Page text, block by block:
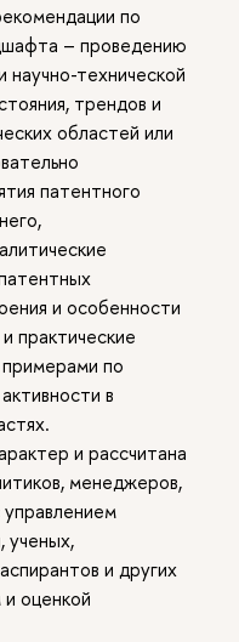
по
– проведению
научно-технической
трендов и
областей или
патентного
и особенности
практические
по
активности
и рассчитана
менеджеров,
управлением
ученых,
и других
оценкой